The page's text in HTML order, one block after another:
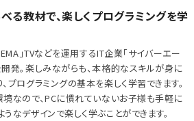
る教材で、楽しくプログラミングを学
」TVなどを運用するIT企業「サイバーエー
発。楽しみながらも、本格的なスキルが身に
プログラミングの基本を楽しく学習できます。
境なので、PCに慣れていないお子様も手軽に
なデザインで楽しく学ぶことができます。